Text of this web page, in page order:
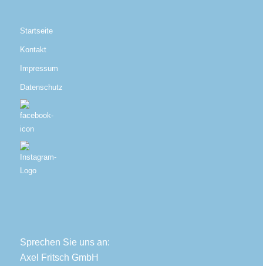
Startseite
Kontakt
Impressum
Datenschutz
Sprechen Sie uns an:
Axel Fritsch GmbH